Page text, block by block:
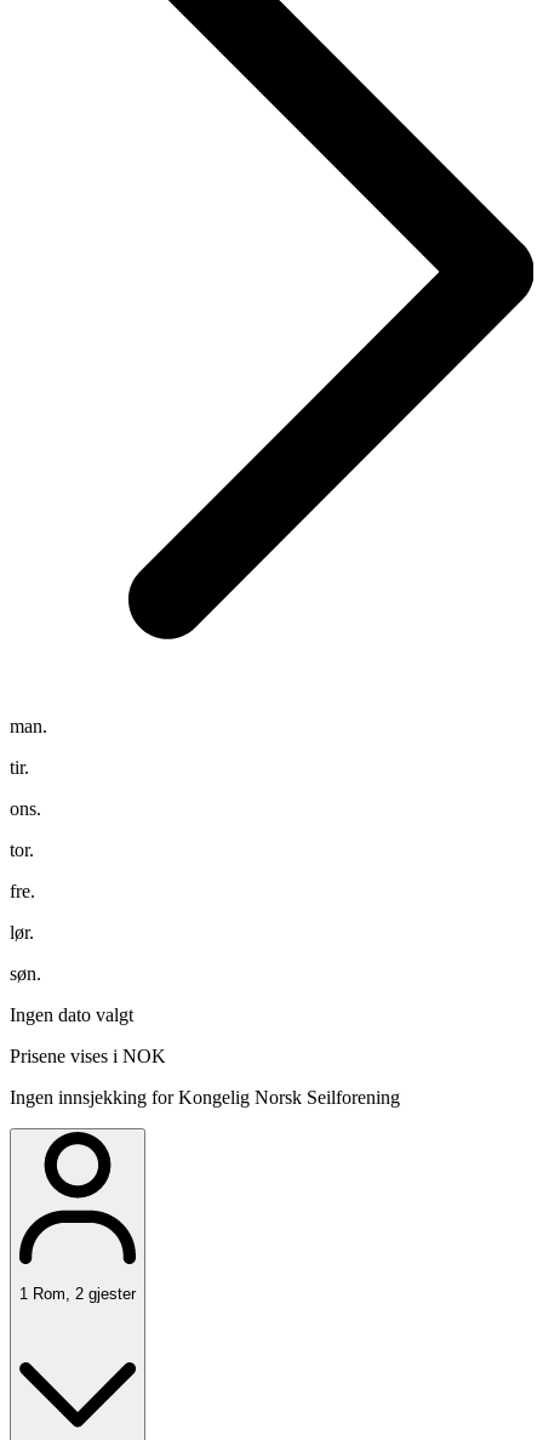
man.
tir.
ons.
tor.
fre.
lør.
søn.
Ingen dato valgt
Prisene vises i NOK
Ingen innsjekking for Kongelig Norsk Seilforening
1 Rom 2 gjester